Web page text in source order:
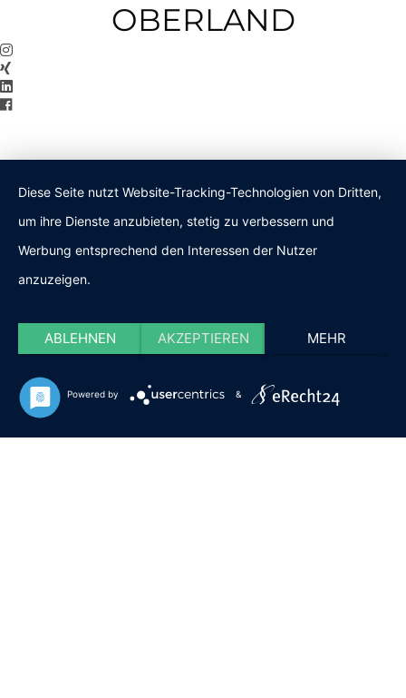
OBERLAND
Diese Seite nutzt Website-Tracking-Technologien von Dritten,
um ihre Dienste anzubieten, stetig zu verbessern und
Werbung entsprechend den Interessen der Nutzer
anzuzeigen.
ABLEHNEN AKZEPTIEREN MEHR
Powered by &